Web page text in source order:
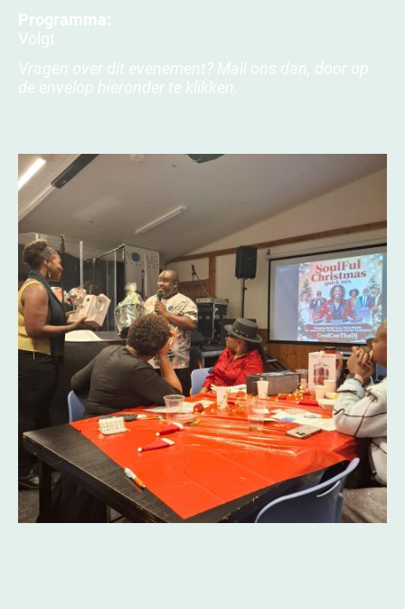
Programma:
Volgt
Vragen over dit evenement? Mail ons dan, door op
de envelop hieronder te klikken.